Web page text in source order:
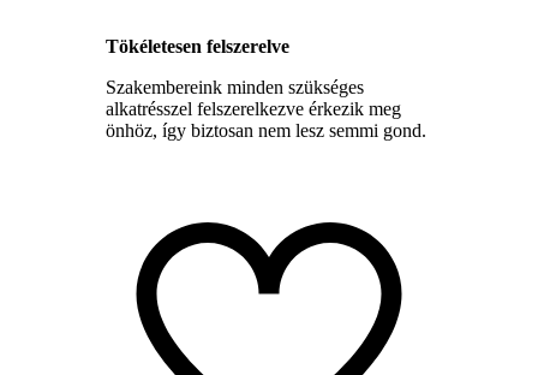
Tökéletesen felszerelve
Szakembereink minden szükséges
alkatrésszel felszerelkezve érkezik meg
önhöz, így biztosan nem lesz semmi gond.